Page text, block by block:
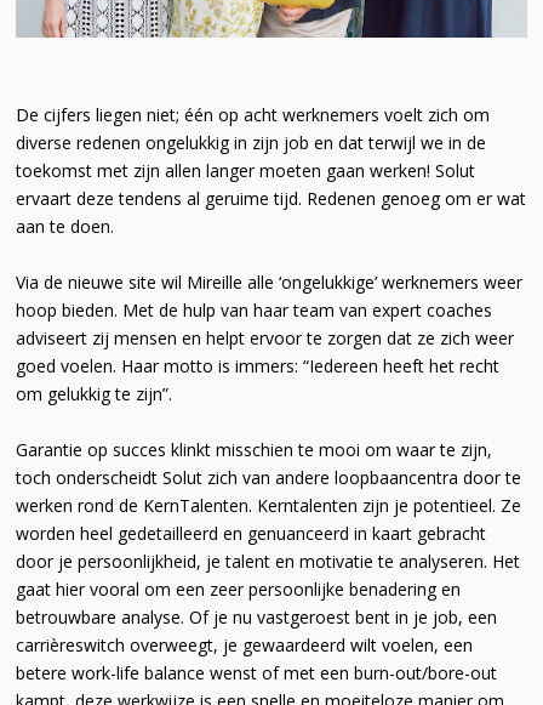
De cijfers liegen niet; één op acht werknemers voelt zich om
diverse redenen ongelukkig in zijn job en dat terwijl we in de
toekomst met zijn allen langer moeten gaan werken! Solut
ervaart deze tendens al geruime tijd. Redenen genoeg om er wat
aan te doen.
Via de nieuwe site wil Mireille alle ‘ongelukkige’ werknemers weer
hoop bieden. Met de hulp van haar team van expert coaches
adviseert zij mensen en helpt ervoor te zorgen dat ze zich weer
goed voelen. Haar motto is immers: “Iedereen heeft het recht
om gelukkig te zijn”.
Garantie op succes klinkt misschien te mooi om waar te zijn,
toch onderscheidt Solut zich van andere loopbaancentra door te
werken rond de KernTalenten. Kerntalenten zijn je potentieel. Ze
worden heel gedetailleerd en genuanceerd in kaart gebracht
door je persoonlijkheid, je talent en motivatie te analyseren. Het
gaat hier vooral om een zeer persoonlijke benadering en
betrouwbare analyse. Of je nu vastgeroest bent in je job, een
carrièreswitch overweegt, je gewaardeerd wilt voelen, een
betere work-life balance wenst of met een burn-out/bore-out
kampt, deze werkwijze is een snelle en moeiteloze manier om